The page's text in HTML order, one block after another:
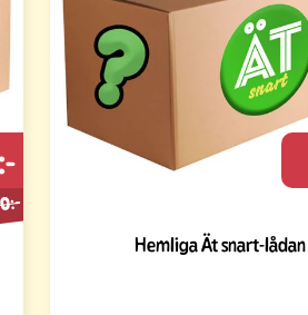
Hemliga Ät snart-lådan